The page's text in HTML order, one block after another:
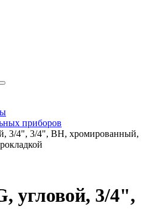
приборов
3/4", 3/4", ВН, хромированный,
угловой, 3/4",